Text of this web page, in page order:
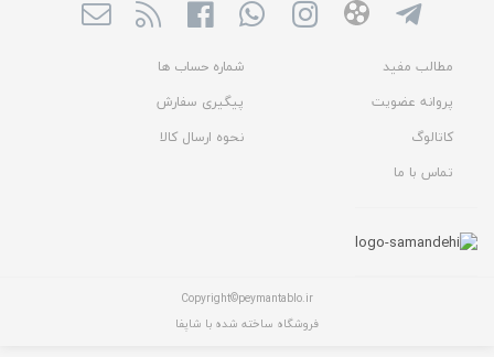
مطالب مفید
شماره حساب ها
پروانه عضویت
پیگیری سفارش
کاتالوگ
نحوه ارسال کالا
تماس با ما
Copyright©peymantablo.ir
فروشگاه ساخته شده با شاپفا